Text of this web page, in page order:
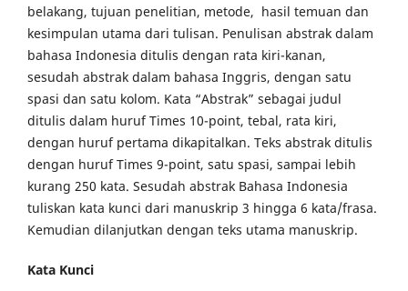
belakang, tujuan penelitian, metode, hasil temuan dan
kesimpulan utama dari tulisan. Penulisan abstrak dalam
bahasa Indonesia ditulis dengan rata kiri-kanan,
sesudah abstrak dalam bahasa Inggris, dengan satu
spasi dan satu kolom. Kata “Abstrak” sebagai judul
ditulis dalam huruf Times 10-point, tebal, rata kiri,
dengan huruf pertama dikapitalkan. Teks abstrak ditulis
dengan huruf Times 9-point, satu spasi, sampai lebih
kurang 250 kata. Sesudah abstrak Bahasa Indonesia
tuliskan kata kunci dari manuskrip 3 hingga 6 kata/frasa.
Kemudian dilanjutkan dengan teks utama manuskrip.
Kata Kunci